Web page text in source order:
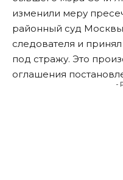
изменили меру
районный суд Москвы
следователя и
под стражу. Это
оглашения
-